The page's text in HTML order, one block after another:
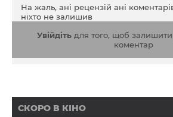
На жаль, ані рецензій ані
ніхто не залишив
Увійдітьдля того, щоб
коментар
СКОРО В КІНО